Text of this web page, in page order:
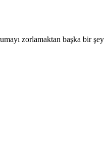
zorlamaktan başka bir şey